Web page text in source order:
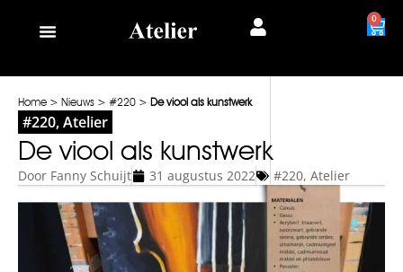
0
Home > Nieuws > #220 > De viool als kunstwerk
#220,Atelier
De viool als kunstwerk
Door Fanny Schuijt 31 augustus 2022 #220, Atelier